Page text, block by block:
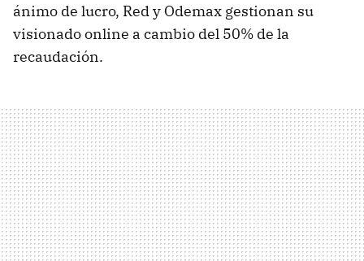
ánimo de lucro, Red y Odemax gestionan su
visionado online a cambio del 50% de la
recaudación.